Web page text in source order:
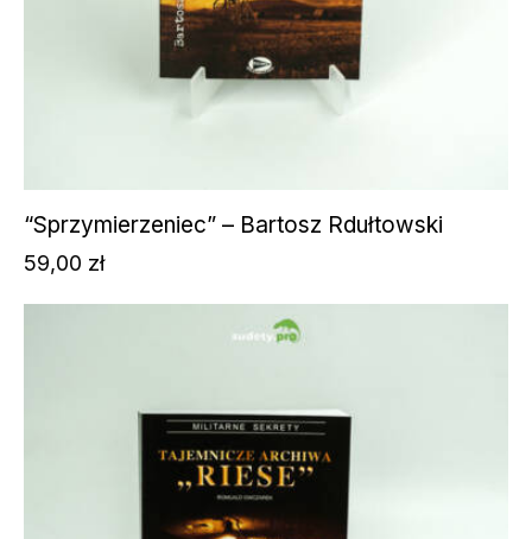
“Sprzymierzeniec” – Bartosz Rdułtowski
59,00 zł